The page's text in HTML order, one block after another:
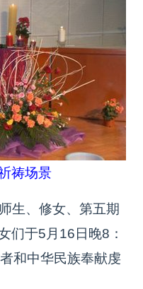
祷场景
生、修女、第五期
们于5月16日晚8：
和中华民族奉献虔